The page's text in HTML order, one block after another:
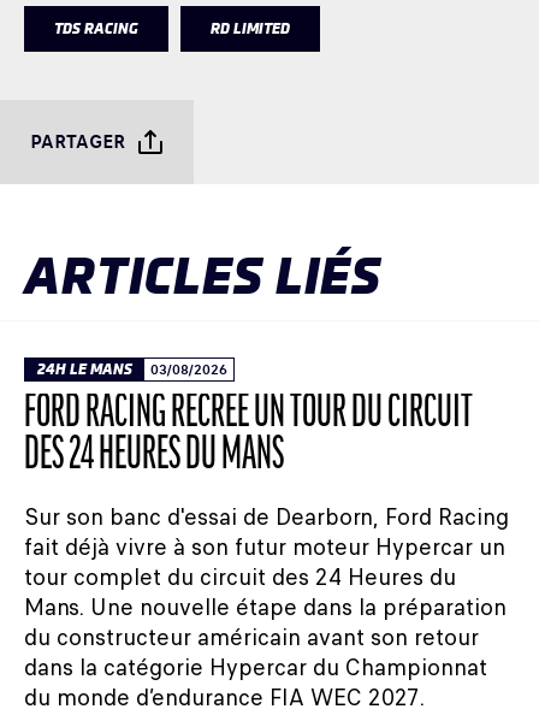
TDS RACING RD LIMITED
PARTAGER
ARTICLES LIÉS
24H LE MANS 03/08/2026
FORD RACING RECRÉE UN TOUR DU CIRCUIT
DES 24 HEURES DU MANS
Sur son banc d'essai de Dearborn, Ford Racing
fait déjà vivre à son futur moteur Hypercar un
tour complet du circuit des 24 Heures du
Mans. Une nouvelle étape dans la préparation
du constructeur américain avant son retour
dans la catégorie Hypercar du Championnat
du monde d’endurance FIA WEC 2027.